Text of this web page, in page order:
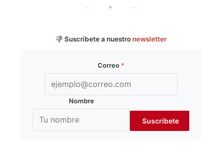
✦
Suscríbete a nuestro newsletter
Correo *
Nombre